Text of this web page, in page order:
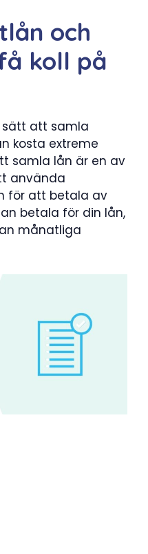
och
koll på
sätt att samla
kosta extreme
samla lån är en av
använda
för att betala av
betala för din lån,
månatliga